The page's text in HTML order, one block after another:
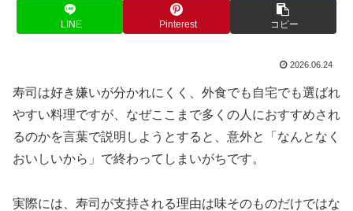
LINE Pinterest コピー
2026.06.24
寿司は好き嫌いが分かれにくく、外食でも自宅でも選ばれ
やすい料理ですが、なぜここまで多くの人におすすめされ
るのかを言葉で説明しようとすると、意外と「なんとなく
おいしいから」で終わってしまいがちです。
実際には、寿司が支持される理由は味そのものだけではな